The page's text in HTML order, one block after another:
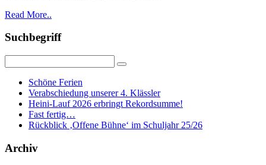
Read More..
Suchbegriff
Schöne Ferien
Verabschiedung unserer 4. Klässler
Heini-Lauf 2026 erbringt Rekordsumme!
Fast fertig…
Rückblick ‚Offene Bühne‘ im Schuljahr 25/26
Archiv